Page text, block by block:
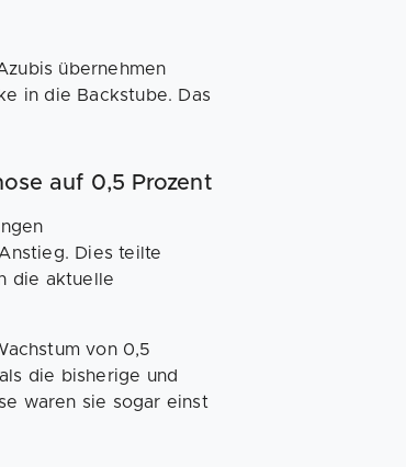
übernehmen
in die Backstube. Das
auf 0,5 Prozent
Dies teilte
die aktuelle
von 0,5
die bisherige und
waren sie sogar einst